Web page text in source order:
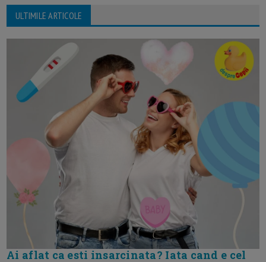
ULTIMILE ARTICOLE
Ai aflat ca esti insarcinata? Iata cand e cel